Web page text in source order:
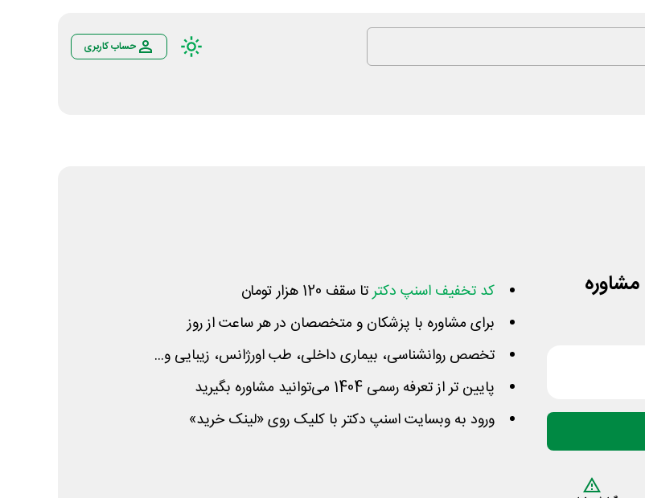
حساب کاربری
کد تخفیف اسنپ دکترتا سقف 120 هزار تومان
برای مشاوره با پزشکان و متخصصان در هر ساعت از روز
تخصص روانشناسی، بیماری داخلی، طب اورژانس، زیبایی و...
پایین تر از تعرفه رسمی 1404 می‌توانید مشاوره بگیرید
ورود به وبسایت اسنپ دکتر با کلیک روی «لینک خرید»